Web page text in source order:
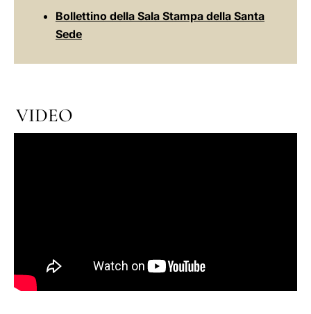
Bollettino della Sala Stampa della Santa
Sede
VIDEO